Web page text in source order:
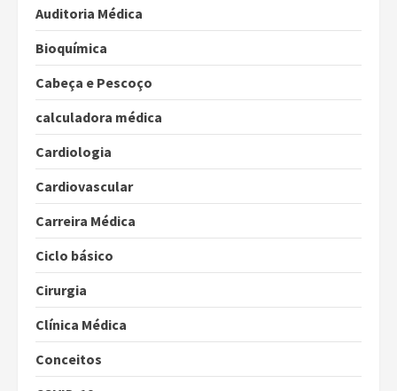
Auditoria Médica
Bioquímica
Cabeça e Pescoço
calculadora médica
Cardiologia
Cardiovascular
Carreira Médica
Ciclo básico
Cirurgia
Clínica Médica
Conceitos